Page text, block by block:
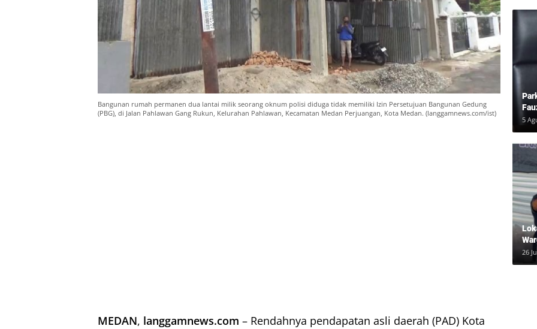
Bangunan rumah permanen dua lantai milik seorang oknum polisi diduga tidak memiliki Izin Persetujuan Bangunan Gedung
(PBG), di Jalan Pahlawan Gang Rukun, Kelurahan Pahlawan, Kecamatan Medan Perjuangan, Kota Medan. (langgamnews.com/ist)
MEDAN, langgamnews.com – Rendahnya pendapatan asli daerah (PAD) Kota
5
26